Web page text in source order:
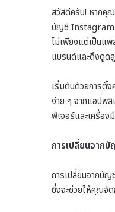
สวัสดีครับ! หากคุณ
บัญชี Instagram
ไม่เพียงแต่เป็นแ
แบรนด์และดึงดูด
เริ่มต้นด้วยการตั้
ง่าย ๆ จากแอปพ
ฟีเจอร์และเครื่อง
การเปลี่ยนจาก
การเปลี่ยนจากบั
ซึ่งจะช่วยให้คุณจัด